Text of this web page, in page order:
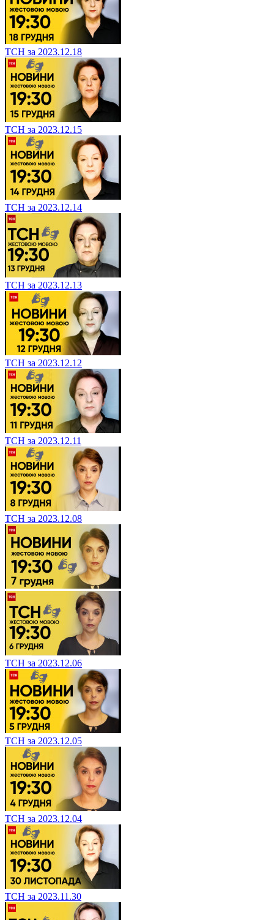
ТСН за 2023.12.18
ТСН за 2023.12.15
ТСН за 2023.12.14
ТСН за 2023.12.13
ТСН за 2023.12.12
ТСН за 2023.12.11
ТСН за 2023.12.08
ТСН за 2023.12.06
ТСН за 2023.12.05
ТСН за 2023.12.04
ТСН за 2023.11.30